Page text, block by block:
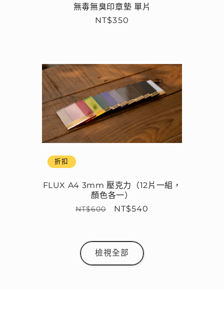
無毒無臭印章墊 單片
定
NT$350
折扣
FLUX A4 3mm 壓克力（12片一組，
顏色各一）
定
NT$600
售
NT$540
檢視全部